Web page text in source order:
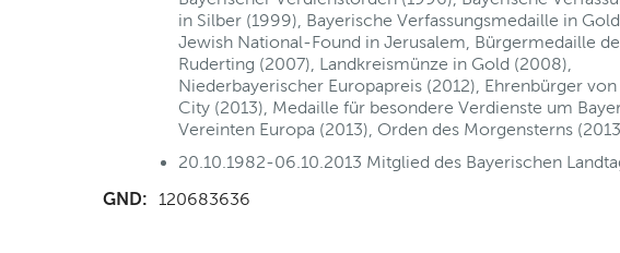
in Silber (1999), Bayerische Verfassungsmedaille in
Jewish National-Found in Jerusalem, Bürgermedaille
Ruderting (2007), Landkreismünze in Gold (2008),
Niederbayerischer Europapreis (2012), Ehrenbürger
City (2013), Medaille für besondere Verdienste um
Vereinten Europa (2013), Orden des Morgensterns
20.10.1982-06.10.2013 Mitglied des Bayerischen
GND: 120683636